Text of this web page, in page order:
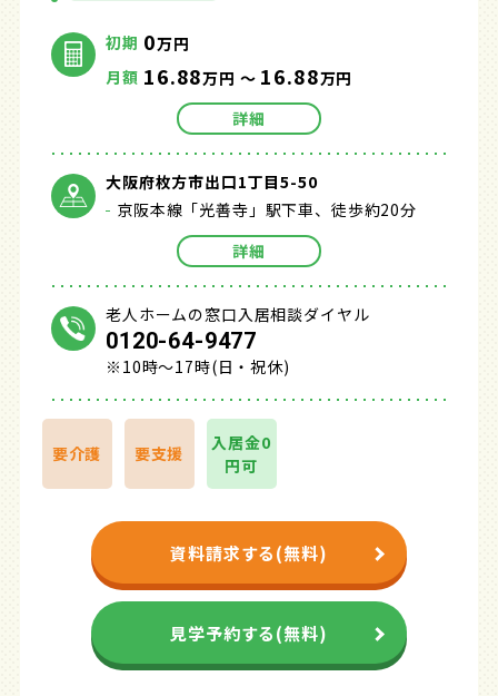
初期 0万円
月額 16.88万円 ～ 16.88万円
詳細
大阪府枚方市出口1丁目5-50
京阪本線「光善寺」駅下車、徒歩約20分
詳細
老人ホームの窓口入居相談ダイヤル
0120-64-9477
※10時～17時(日・祝休)
要介護 要支援
入居金0
円可
資料請求する(無料)
見学予約する(無料)